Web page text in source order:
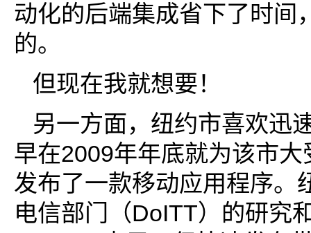
动化的后端集成省下了时间
的。
但现在我就想要！
另一方面，纽约市喜欢迅
早在2009年年底就为该市
发布了一款移动应用程序。
电信部门（DoITT）的研究